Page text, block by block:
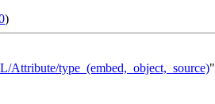
)
type_(embed,_object,_source)"